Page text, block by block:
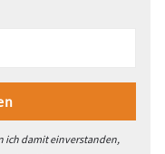
ich damit einverstanden,